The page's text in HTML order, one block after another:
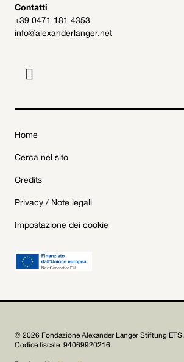
Contatti
+39 0471 181 4353
info@alexanderlanger.net

Home
Cerca nel sito
Credits
Privacy / Note legali
Impostazione dei cookie
© 2026 Fondazione Alexander Langer Stiftung ETS.
Codice fiscale 94069920216.